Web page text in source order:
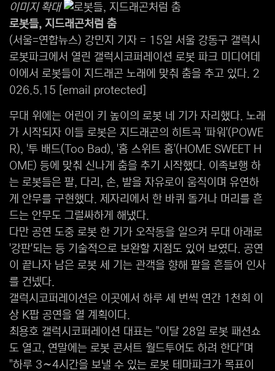
이미지 확대
로봇들, 지드래곤처럼 춤
(서울=연합뉴스) 강민지 기자 = 15일 서울 강동구 갤럭시
로봇파크에서 열린 갤럭시코퍼레이션 로봇 파크 미디어데
이에서 로봇들이 지드래곤 노래에 맞춰 춤을 추고 있다. 2
026.5.15 [email protected]
무대 위에는 어린이 키 높이의 로봇 네 기가 자리했다. 노래
가 시작되자 이들 로봇은 지드래곤의 히트곡 '파워'(POWE
R), '투 배드(Too Bad), '홈 스위트 홈'(HOME SWEET H
OME) 등에 맞춰 신나게 춤을 추기 시작했다. 이족보행 하
는 로봇들은 팔, 다리, 손, 발을 자유로이 움직이며 유연하
게 안무를 구현했다. 제자리에서 한 바퀴 돌거나 머리를 흔
드는 안무도 그럴싸하게 해냈다.
다만 공연 도중 로봇 한 기가 오작동을 일으켜 무대 아래로
'강판'되는 등 기술적으로 보완할 지점도 있어 보였다. 공연
이 끝나자 남은 로봇 세 기는 관객을 향해 팔을 흔들어 인사
를 건넸다.
갤럭시코퍼레이션은 이곳에서 하루 세 번씩 연간 1천회 이
상 K팝 공연을 열 계획이다.
최용호 갤럭시코퍼레이션 대표는 "이달 28일 로봇 패션쇼
도 열고, 연말에는 로봇 콘서트 월드투어도 하려 한다"며
"하루 3∼4시간을 보낼 수 있는 로봇 테마파크가 목표이